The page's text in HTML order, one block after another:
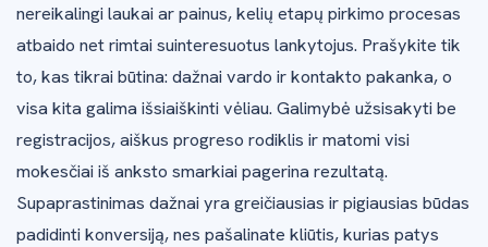
nereikalingi laukai ar painus, kelių etapų pirkimo procesas
atbaido net rimtai suinteresuotus lankytojus. Prašykite tik
to, kas tikrai būtina: dažnai vardo ir kontakto pakanka, o
visa kita galima išsiaiškinti vėliau. Galimybė užsisakyti be
registracijos, aiškus progreso rodiklis ir matomi visi
mokesčiai iš anksto smarkiai pagerina rezultatą.
Supaprastinimas dažnai yra greičiausias ir pigiausias būdas
padidinti konversiją, nes pašalinate kliūtis, kurias patys